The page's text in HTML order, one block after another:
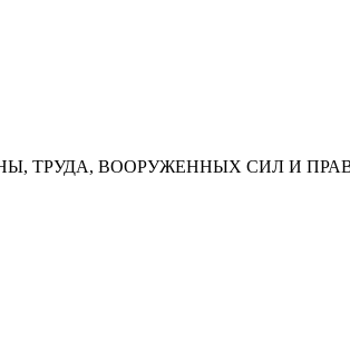
ТРУДА, ВООРУЖЕННЫХ СИЛ И